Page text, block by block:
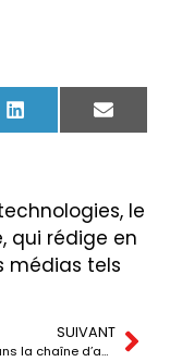
LinkedIn Email
le
qui rédige en
médias tels
SUIVANT
Rumeurs dans la chaîne d’approvisionnement : NVIDIA sollicite Intel pour 2028 sans laisser TSMC